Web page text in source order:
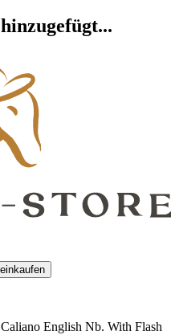
English Nb. With Flash